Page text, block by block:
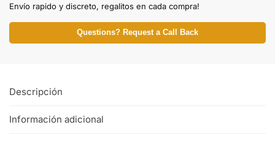
Envío rapido y discreto, regalitos en cada compra!
Questions? Request a Call Back
Descripción
Información adicional